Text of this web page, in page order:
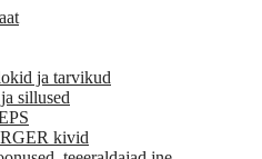
ja tarvikud
sillused
kivid